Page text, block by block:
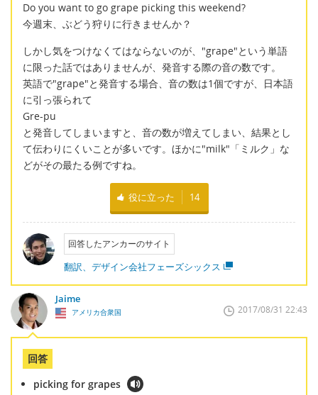
Do you want to go grape picking this weekend?
今週末、ぶどう狩りに行きませんか？
しかし気をつけなくてはならないのが、"grape"という単語
に限った話ではありませんが、発音する際の音の数です。
英語で"grape"と発音する場合、音の数は1個ですが、日本語
に引っ張られて
Gre-pu
と発音してしまいますと、音の数が増えてしまい、結果とし
て伝わりにくいことが多いです。ほかに"milk"「ミルク」な
どがその最たる例ですね。
役に立った 14
回答したアンカーのサイト
翻訳、デザイン会社フェーズシックス
Jaime
アメリカ合衆国 2017/08/31 22:43
回答
picking for grapes